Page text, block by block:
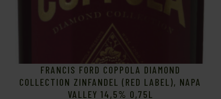
FRANCIS FORD COPPOLA DIAMOND
COLLECTION ZINFANDEL (RED LABEL), NAPA
VALLEY 14,5% 0,75L